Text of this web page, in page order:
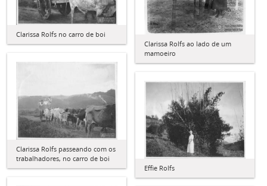
Clarissa Rolfs ao lado de um
mamoeiro
Clarissa Rolfs no carro de boi
Clarissa Rolfs passeando com os
trabalhadores, no carro de boi
Effie Rolfs